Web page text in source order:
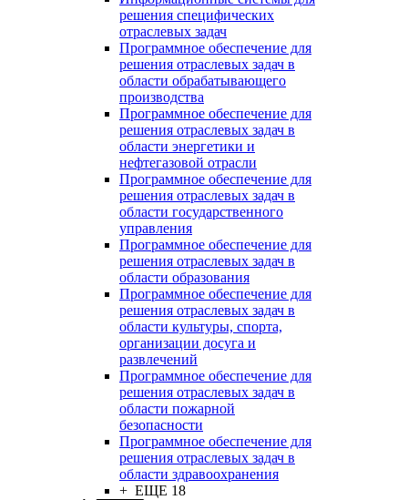
решения специфических
отраслевых задач
Программное обеспечение для
решения отраслевых задач в
области обрабатывающего
производства
Программное обеспечение для
решения отраслевых задач в
области энергетики и
нефтегазовой отрасли
Программное обеспечение для
решения отраслевых задач в
области государственного
управления
Программное обеспечение для
решения отраслевых задач в
области образования
Программное обеспечение для
решения отраслевых задач в
области культуры, спорта,
организации досуга и
развлечений
Программное обеспечение для
решения отраслевых задач в
области пожарной
безопасности
Программное обеспечение для
решения отраслевых задач в
области здравоохранения
+ ЕЩЕ 18